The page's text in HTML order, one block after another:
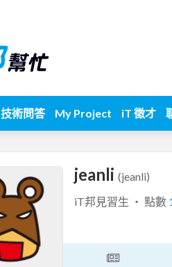
技術問答 My Project iT 徵才
jeanli (jeanli)
iT邦見習生 ‧ 點數